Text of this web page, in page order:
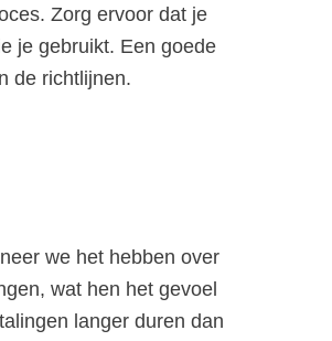
Zorg ervoor dat je
je gebruikt. Een goede
de richtlijnen.
we het hebben over
wat hen het gevoel
langer duren dan